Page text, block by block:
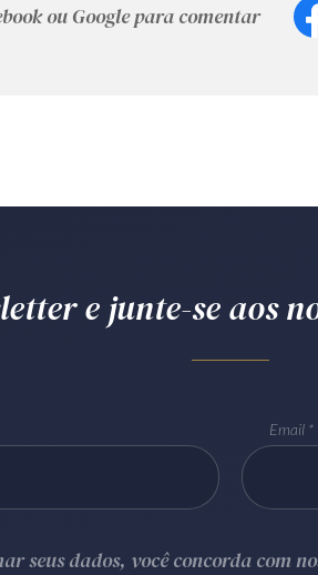
ou Google para comentar
e junte-se aos
Email
seus dados, você concorda com